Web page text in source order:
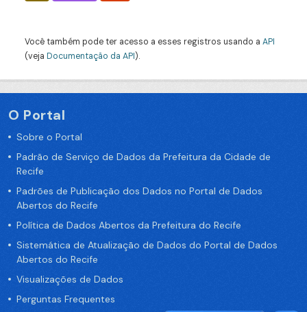
Você também pode ter acesso a esses registros usando a API
(veja Documentação da API).
O Portal
Sobre o Portal
Padrão de Serviço de Dados da Prefeitura da Cidade de
Recife
Padrões de Publicação dos Dados no Portal de Dados
Abertos do Recife
Política de Dados Abertos da Prefeitura do Recife
Sistemática de Atualização de Dados do Portal de Dados
Abertos do Recife
Visualizações de Dados
Perguntas Frequentes